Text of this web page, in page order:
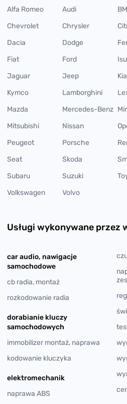
Alfa Romeo Audi
Chevrolet
Chrysler
Dacia
Dodge
Fiat
Ford
Jaguar
Jeep
Kia
Kymco
Lamborghini
Mazda
Mercedes-Benz
Mitsubishi
Nissan
Peugeot
Porsche
Seat
Skoda
Subaru
Suzuki
Volkswagen
Volvo
Usługi wykonywane przez
car audio, nawigacje
samochodowe
cb radia, montaż
rozkodowanie radia
dorabianie kluczy
samochodowych
immobilizer montaż, naprawa
kodowanie kluczyka
elektromechanik
naprawa ABS